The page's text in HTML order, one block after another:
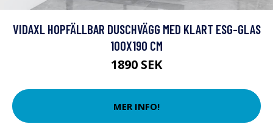
VIDAXL HOPFÄLLBAR DUSCHVÄGG MED KLART ESG-GLAS
100X190 CM
1890 SEK
MER INFO!